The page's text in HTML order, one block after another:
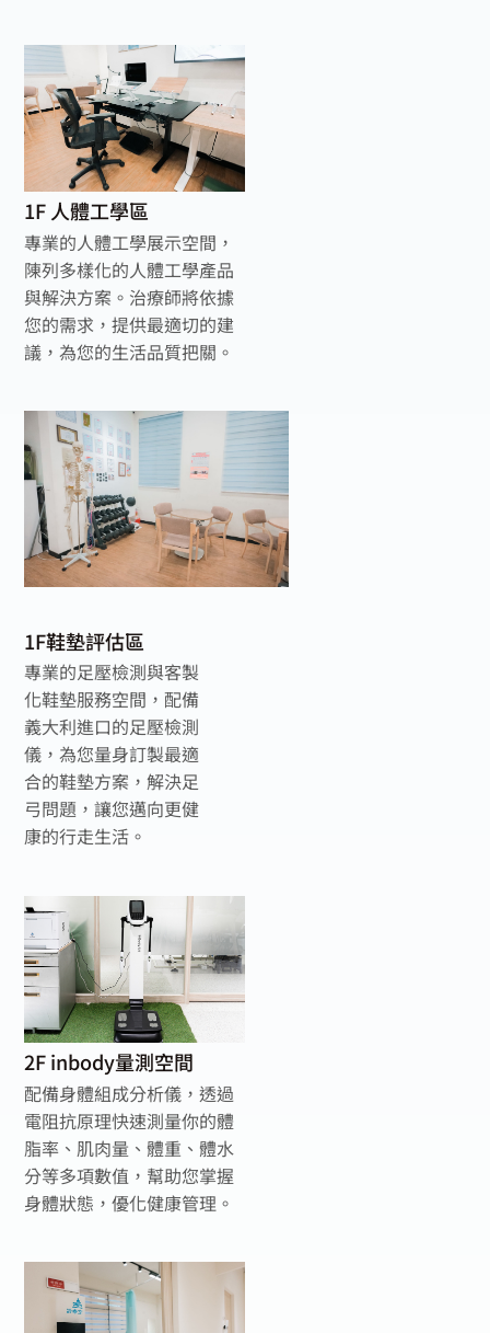
1F 人體工學區
專業的人體工學展示空間，
陳列多樣化的人體工學產品
與解決方案。治療師將依據
您的需求，提供最適切的建
議，為您的生活品質把關。
1F鞋墊評估區
專業的足壓檢測與客製
化鞋墊服務空間，配備
義大利進口的足壓檢測
儀，為您量身訂製最適
合的鞋墊方案，解決足
弓問題，讓您邁向更健
康的行走生活。
2F inbody量測空間
配備身體組成分析儀，透過
電阻抗原理快速測量你的體
脂率、肌肉量、體重、體水
分等多項數值，幫助您掌握
身體狀態，優化健康管理。